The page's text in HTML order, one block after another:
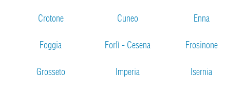
Crotone Cuneo Enna
Foggia Forlì - Cesena Frosinone
Grosseto Imperia Isernia